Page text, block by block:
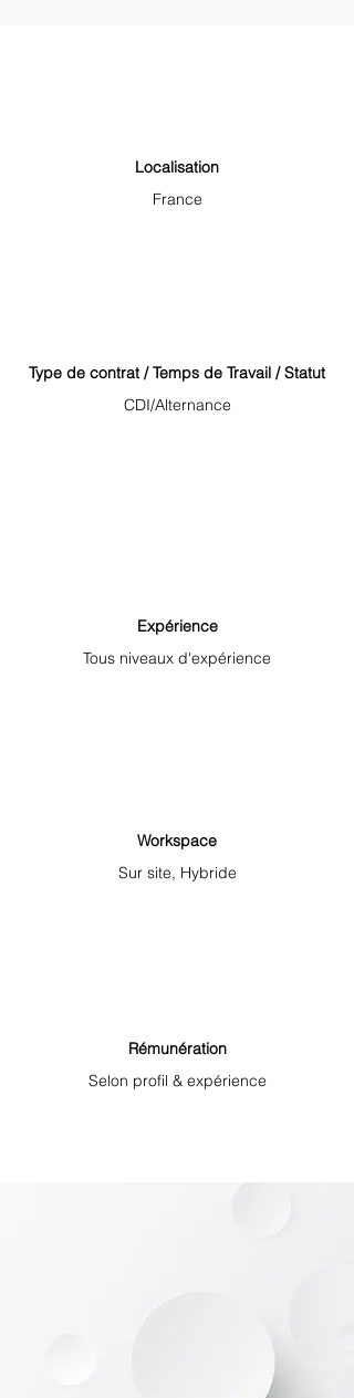
Localisation
France
Type de contrat / Temps de Travail / Statut
CDI/Alternance
Expérience
Tous niveaux d'expérience
Workspace
Sur site, Hybride
Rémunération
Selon profil & expérience